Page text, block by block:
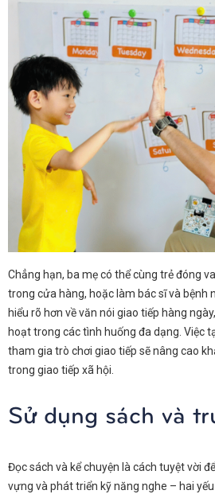
Chẳng hạn, ba mẹ có thể cùng trẻ đóng
trong cửa hàng, hoặc làm bác sĩ và bệnh
hiểu rõ hơn về văn nói giao tiếp hàng
hoạt trong các tình huống đa dạng. Việc
tham gia trò chơi giao tiếp sẽ nâng cao
trong giao tiếp xã hội.
Sử dụng sách và
Đọc sách và kể chuyện là cách tuyệt vời
vựng và phát triển kỹ năng nghe – hai